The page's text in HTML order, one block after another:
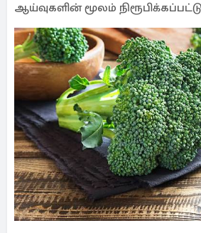
ஆய்வுகளின் மூலம்